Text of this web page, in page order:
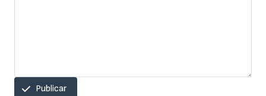
Publicar